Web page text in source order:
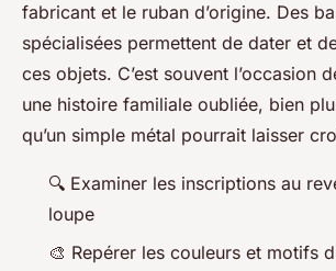
fabricant et le ruban d’origine. Des
spécialisées permettent de dater et
ces objets. C’est souvent l’occasion
une histoire familiale oubliée, bien
qu’un simple métal pourrait laisser
🔍 Examiner les inscriptions au
loupe
🎨 Repérer les couleurs et motifs